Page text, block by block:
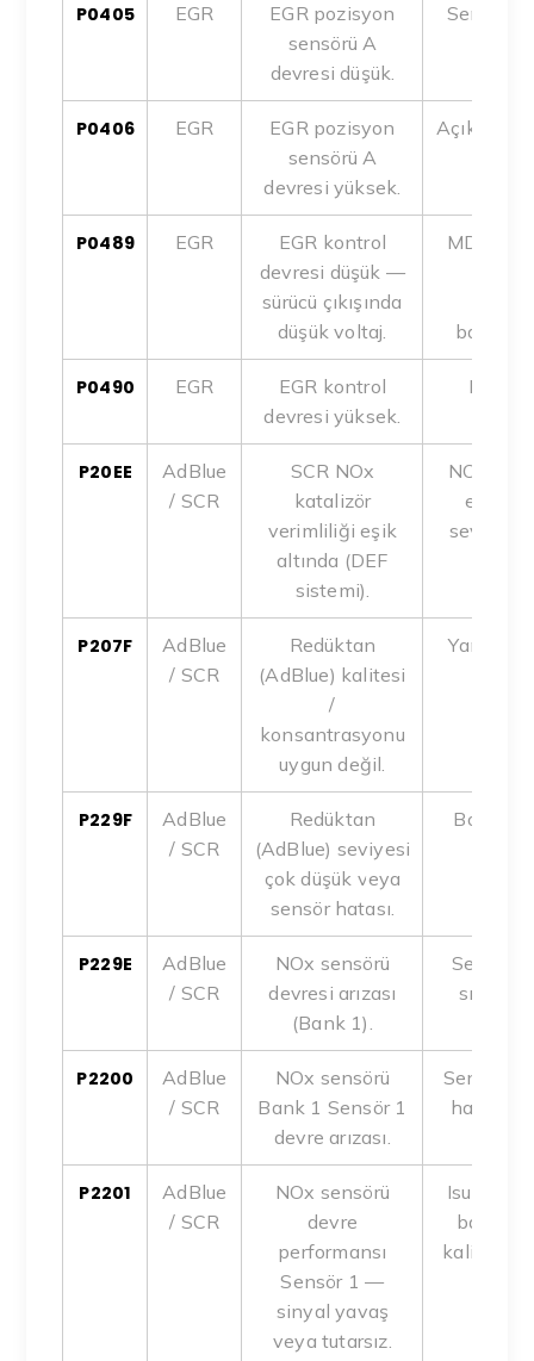
P0405 EGR
EGR pozisyon
sensörü A
devresi düşük.
Sensör
P0406 EGR
EGR pozisyon
sensörü A
devresi yüksek.
Açık
P0489 EGR
EGR kontrol
devresi düşük —
sürücü çıkışında
düşük voltaj.
P0490 EGR
EGR kontrol
devresi yüksek.
Kısa
P20EE
AdBlue
/ SCR
SCR NOx
katalizör
verimliliği eşik
altında (DEF
sistemi).
NOx
seviyesi,
P207F
AdBlue
/ SCR
Redüktan
(AdBlue) kalitesi
/
konsantrasyonu
uygun değil.
Yanlış
P229F
AdBlue
/ SCR
Redüktan
(AdBlue) seviyesi
çok düşük veya
sensör hatası.
Boş
P229E
AdBlue
/ SCR
NOx sensörü
devresi arızası
(Bank 1).
Sensör
P2200
AdBlue
/ SCR
NOx sensörü
Bank 1 Sensör 1
devre arızası.
Sensör
hattı
P2201
AdBlue
/ SCR
NOx sensörü
devre
performansı
Sensör 1 —
sinyal yavaş
veya tutarsız.
Isuzu N-
bazı